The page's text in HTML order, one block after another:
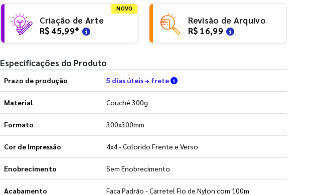
NOVO
Criação de Arte
R$ 45,99*
Revisão de Arquivo
R$ 16,99
Especificações do Produto
Prazo de produção 5 dias úteis + frete Verifique as condições de entrega
Material Couché 300g
Formato 300x300mm
Cor de Impressão 4x4 - Colorido Frente e Verso
Enobrecimento Sem Enobrecimento
Acabamento Faca Padrão - Carretel Fio de Nylon com 100m